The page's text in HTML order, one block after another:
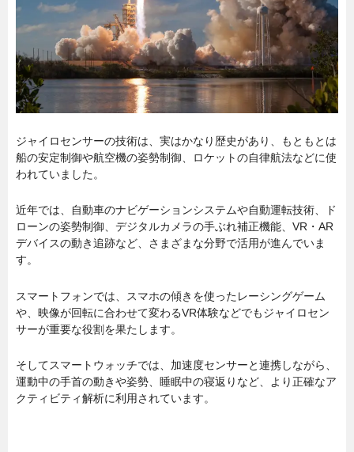
ジャイロセンサーの技術は、実はかなり歴史があり、もともとは
船の安定制御や航空機の姿勢制御、ロケットの自律航法などに使
われていました。
近年では、自動車のナビゲーションシステムや自動運転技術、ド
ローンの姿勢制御、デジタルカメラの手ぶれ補正機能、VR・AR
デバイスの動き追跡など、さまざまな分野で活用が進んでいま
す。
スマートフォンでは、スマホの傾きを使ったレーシングゲーム
や、映像が回転に合わせて変わるVR体験などでもジャイロセン
サーが重要な役割を果たします。
そしてスマートウォッチでは、加速度センサーと連携しながら、
運動中の手首の動きや姿勢、睡眠中の寝返りなど、より正確なア
クティビティ解析に利用されています。